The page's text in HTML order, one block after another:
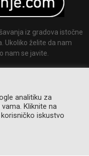
iz gradova istočne
Ukoliko želite da nam
nam se javite.
analitiku za
Kliknite na
iskustvo